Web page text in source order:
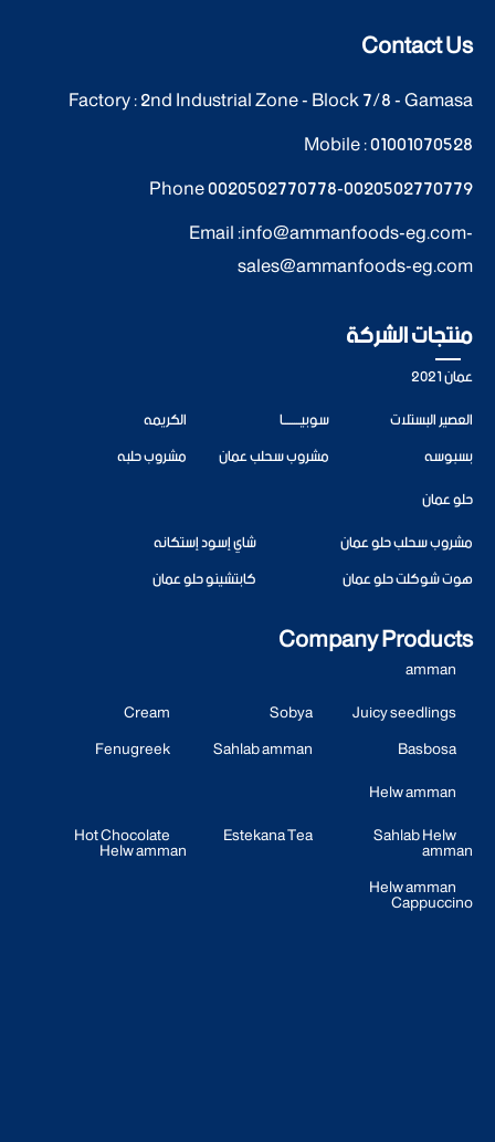
Contact Us
Factory : 2nd Industrial Zone - Block 7/8 - Gamasa
Mobile :01001070528
Phone0020502770778-0020502770779
Email :info@ammanfoods-eg.com-
sales@ammanfoods-eg.com
منتجات الشركة
عمان 2021
العصير البستلات
سوبيــــــــا
الكريمه
بسبوسه
مشروب سحلب عمان
مشروب حلبه
حلو عمان
مشروب سحلب حلو عمان
شاي إسود إستكانه
هوت شوكلت حلو عمان
كابتشينو حلو عمان
Company Products
amman
Juicy seedlings
Sobya
Cream
Basbosa
Sahlab amman
Fenugreek
Helw amman
Sahlab Helw
amman
Estekana Tea
Hot Chocolate
Helw amman
Helw amman
Cappuccino